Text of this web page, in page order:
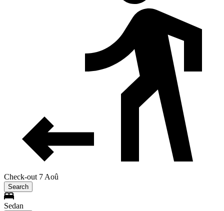
Check-out 7 Aoû
Search
Sedan